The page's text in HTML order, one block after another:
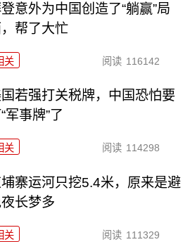
意外为中国创造了“躺赢”局
帮了大忙
关 阅读 116142
若强打关税牌，中国恐怕要
军事牌”了
关 阅读 114298
寨运河只挖5.4米，原来是避
长梦多
关 阅读 111329